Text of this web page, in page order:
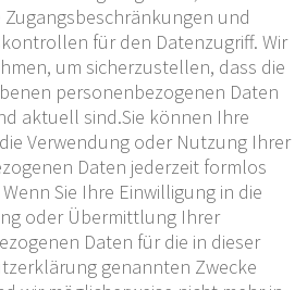
Zugangsbeschränkungen und
für den Datenzugriff. Wir
um sicherzustellen, dass die
personenbezogenen Daten
aktuell sind.Sie können Ihre
Verwendung oder Nutzung Ihrer
Daten jederzeit formlos
Sie Ihre Einwilligung in die
oder Übermittlung Ihrer
Daten für die in dieser
genannten Zwecke